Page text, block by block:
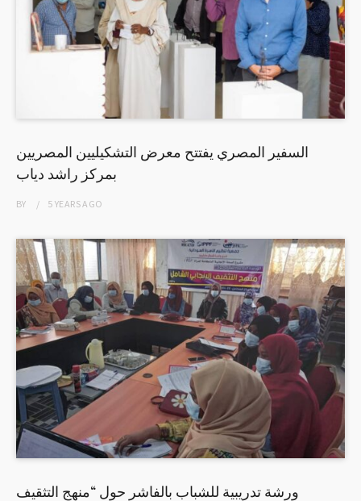
السفير المصري يفتتح معرض التشكيليين المصريين
بمركز راشد دياب
BY 5 YEARSAGO
ورشة تدريبية للشباب بالفاشر حول “منهج التثقيف